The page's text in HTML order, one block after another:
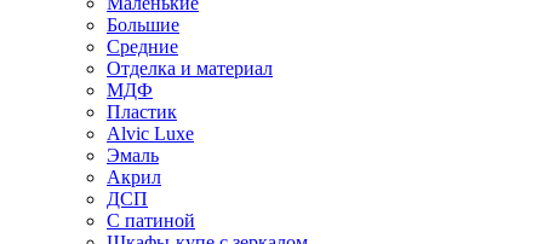
Большие
Средние
Отделка и материал
МДФ
Пластик
Alvic Luxe
Эмаль
Акрил
ДСП
С патиной